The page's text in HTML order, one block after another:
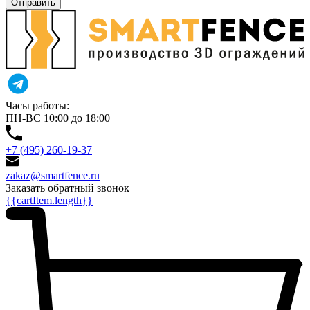
Отправить
Часы работы:
ПН-ВС 10:00 до 18:00
+7 (495) 260-19-37
zakaz@smartfence.ru
Заказать обратный звонок
{{cartItem.length}}